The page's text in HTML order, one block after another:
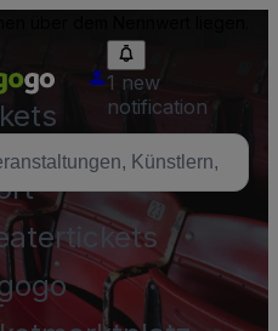
,
1 new
notification